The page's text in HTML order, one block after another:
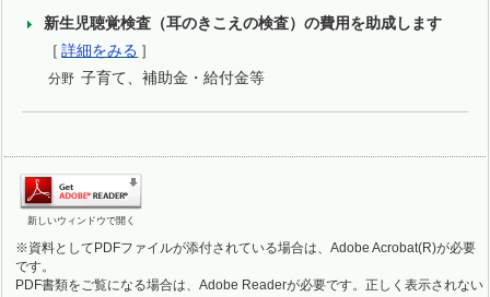
新生児聴覚検査（耳のきこえの検査）の費用を助成します
［ 詳細をみる ］
分野 子育て、補助金・給付金等
新しいウィンドウで開く
※資料としてPDFファイルが添付されている場合は、Adobe Acrobat(R)が必要
です。
PDF書類をご覧になる場合は、Adobe Readerが必要です。正しく表示されない